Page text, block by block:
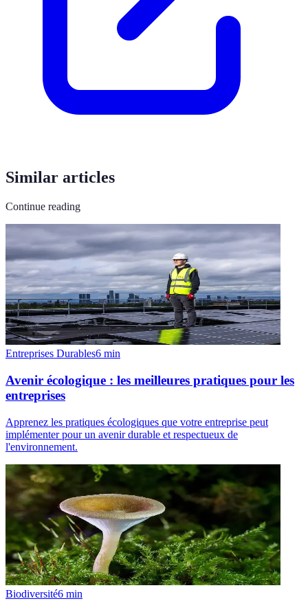
Similar articles
Continue reading
Entreprises Durables6 min
Avenir écologique : les meilleures pratiques pour les
entreprises
Apprenez les pratiques écologiques que votre entreprise peut
implémenter pour un avenir durable et respectueux de
l'environnement.
Biodiversité6 min